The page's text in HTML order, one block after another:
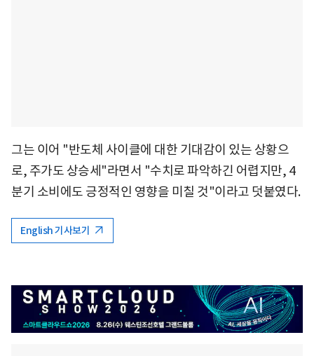
그는 이어 "반도체 사이클에 대한 기대감이 있는 상황으
로, 주가도 상승세"라면서 "수치로 파악하긴 어렵지만, 4
분기 소비에도 긍정적인 영향을 미칠 것"이라고 덧붙였다.
English 기사보기